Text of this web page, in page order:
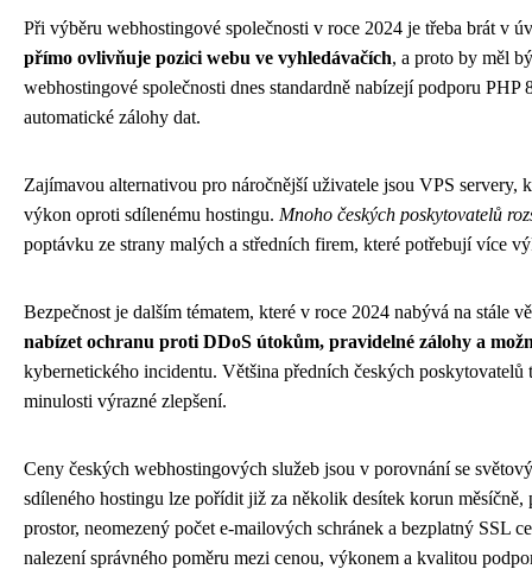
Při výběru webhostingové společnosti v roce 2024 je třeba brát v
přímo ovlivňuje pozici webu ve vyhledávačích, a proto by měl
webhostingové společnosti dnes standardně nabízejí podporu
automatické zálohy dat.
Zajímavou alternativou pro náročnější uživatele jsou VPS servery,
výkon oproti sdílenému hostingu. Mnoho českých poskytovatelů
poptávku ze strany malých a středních firem, které potřebují více
Bezpečnost je dalším tématem, které v roce 2024 nabývá na stále
nabízet ochranu proti DDoS útokům, pravidelné zálohy a
kybernetického incidentu. Většina předních českých
minulosti výrazné zlepšení.
Ceny českých webhostingových služeb jsou v porovnání se
sdíleného hostingu lze pořídit již za několik desítek korun
prostor, neomezený počet e-mailových schránek a bezplatný SSL
nalezení správného poměru mezi cenou, výkonem a kvalitou